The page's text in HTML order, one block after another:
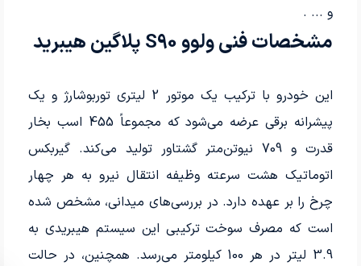
و ... .
مشخصات فنی ولوو S90 پلاگین هیبرید
این خودرو با ترکیب یک موتور 2 لیتری توربوشارژ و یک
پیشرانه برقی عرضه می‌شود که مجموعاً 455 اسب بخار
قدرت و 709 نیوتن‌متر گشتاور تولید می‌کند. گیربکس
اتوماتیک هشت سرعته وظیفه انتقال نیرو به هر چهار
چرخ را بر عهده دارد. در بررسی‌های میدانی، مشخص شده
است که مصرف سوخت ترکیبی این سیستم هیبریدی به
3.9 لیتر در هر 100 کیلومتر می‌رسد. همچنین، در حالت